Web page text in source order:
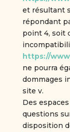
et résultant
répondant
point 4, soit
https://
ne pourra
dommages
site v.
Des
questions
disposition